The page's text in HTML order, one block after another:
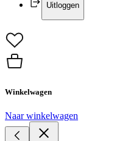
Uitloggen
Winkelwagen
Naar winkelwagen